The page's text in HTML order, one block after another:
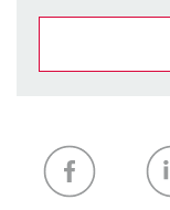
My list